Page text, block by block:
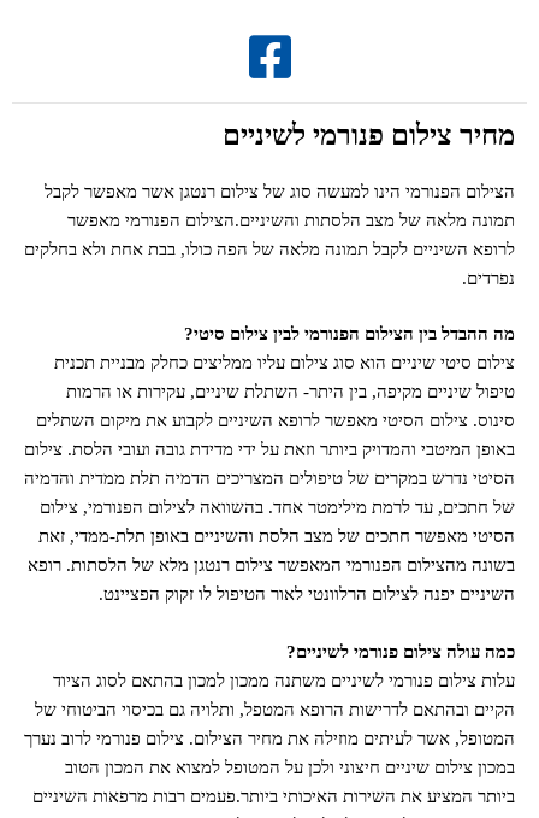
מחיר צילום פנורמי לשיניים
הצילום הפנורמי הינו למעשה סוג של צילום רנטגן אשר מאפשר לקבל
תמונה מלאה של מצב הלסתות והשיניים.הצילום הפנורמי מאפשר
לרופא השיניים לקבל תמונה מלאה של הפה כולו, בבת אחת ולא בחלקים
נפרדים.
מה ההבדל בין הצילום הפנורמי לבין צילום סיטי?
צילום סיטי שיניים הוא סוג צילום עליו ממליצים כחלק מבניית תכנית
טיפול שיניים מקיפה, בין היתר- השתלת שיניים, עקירות או הרמות
סינוס. צילום הסיטי מאפשר לרופא השיניים לקבוע את מיקום השתלים
באופן המיטבי והמדויק ביותר וזאת על ידי מדידת גובה ועובי הלסת. צילום
הסיטי נדרש במקרים של טיפולים המצריכים הדמיה תלת ממדית והדמיה
של חתכים, עד לרמת מילימטר אחד. בהשוואה לצילום הפנורמי, צילום
הסיטי מאפשר חתכים של מצב הלסת והשיניים באופן תלת-ממדי, זאת
בשונה מהצילום הפנורמי המאפשר צילום רנטגן מלא של הלסתות. רופא
השיניים יפנה לצילום הרלוונטי לאור הטיפול לו זקוק הפציינט.
כמה עולה צילום פנורמי לשיניים?
עלות צילום פנורמי לשיניים משתנה ממכון למכון בהתאם לסוג הציוד
הקיים ובהתאם לדרישות הרופא המטפל, ותלויה גם בכיסוי הביטוחי של
המטופל, אשר לעיתים מוזילה את מחיר הצילום. צילום פנורמי לרוב נערך
במכון צילום שיניים חיצוני ולכן על המטופל למצוא את המכון הטוב
ביותר המציע את השירות האיכותי ביותר.פעמים רבות מרפאות השיניים